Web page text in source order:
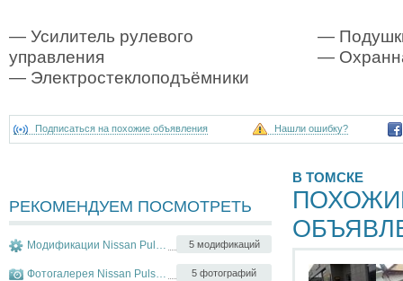
— Усилитель рулевого
управления
— Электростеклоподъёмники
—
—
Подписаться на похожие объявления Нашли ошибку?
РЕКОМЕНДУЕМ ПОСМОТРЕТЬ
5 модификаций
Модификации Nissan Pulsar
5 фотографий
Фотогалерея Nissan Pulsar
В ТОМСКЕ